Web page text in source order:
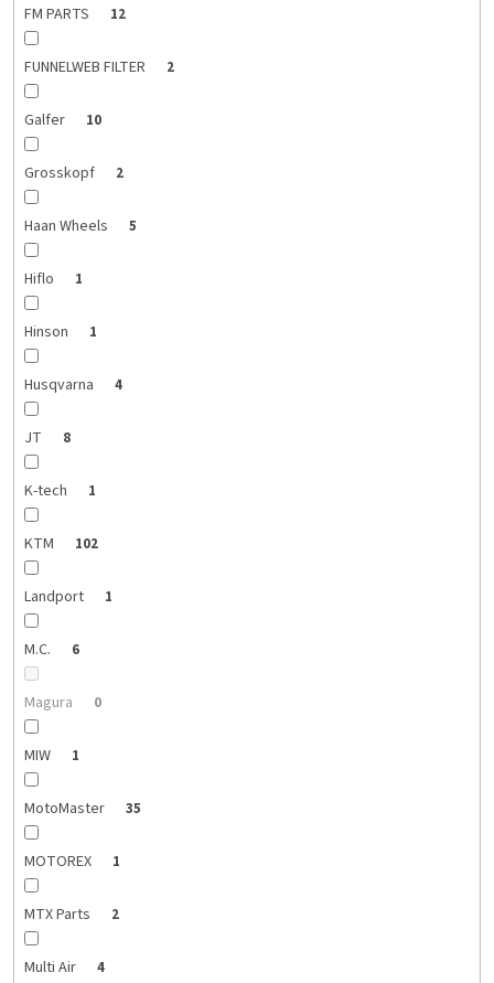
FM PARTS 12
FUNNELWEB FILTER 2
Galfer 10
Grosskopf 2
Haan Wheels 5
Hiflo 1
Hinson 1
Husqvarna 4
JT 8
K-tech 1
KTM 102
Landport 1
M.C. 6
Magura 0
MIW 1
MotoMaster 35
MOTOREX 1
MTX Parts 2
Multi Air 4